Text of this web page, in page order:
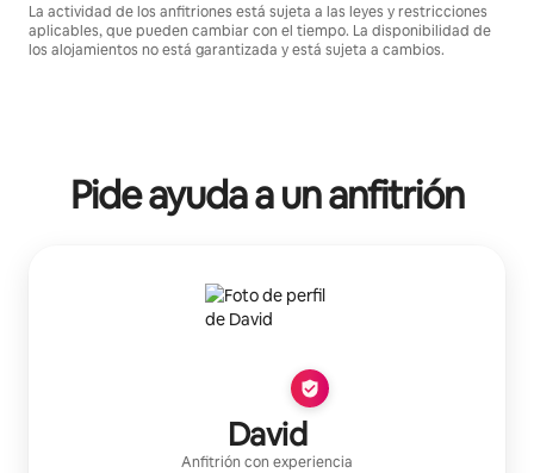
La actividad de los anfitriones está sujeta a las leyes y restricciones
aplicables, que pueden cambiar con el tiempo. La disponibilidad de
los alojamientos no está garantizada y está sujeta a cambios.
Pide ayuda a un anfitrión
David
Anfitrión con experiencia